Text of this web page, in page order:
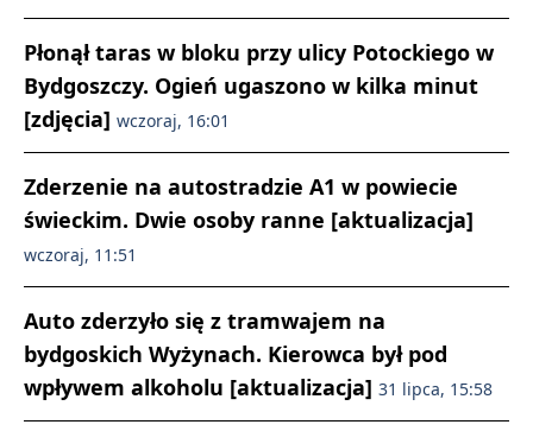
Płonął taras w bloku przy ulicy Potockiego w
Bydgoszczy. Ogień ugaszono w kilka minut
[zdjęcia] wczoraj, 16:01
Zderzenie na autostradzie A1 w powiecie
świeckim. Dwie osoby ranne [aktualizacja]
wczoraj, 11:51
Auto zderzyło się z tramwajem na
bydgoskich Wyżynach. Kierowca był pod
wpływem alkoholu [aktualizacja] 31 lipca, 15:58